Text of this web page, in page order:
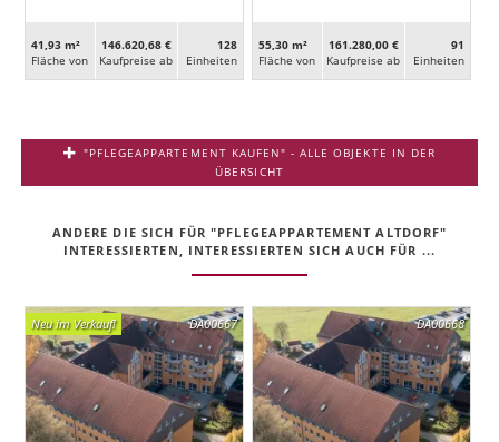
41,93 m²
Fläche von
146.620,68 €
Kaufpreise ab
128
Ein­heiten
55,30 m²
Fläche von
161.280,00 €
Kaufpreise ab
91
Ein­heiten
"PFLEGEAPPARTEMENT KAUFEN" - ALLE OBJEKTE IN DER
ÜBERSICHT
ANDERE DIE SICH FÜR "PFLEGEAPPARTEMENT ALTDORF"
INTERESSIERTEN, INTERESSIERTEN SICH AUCH FÜR ...
DA00667
Neu im Verkauf! DA00668